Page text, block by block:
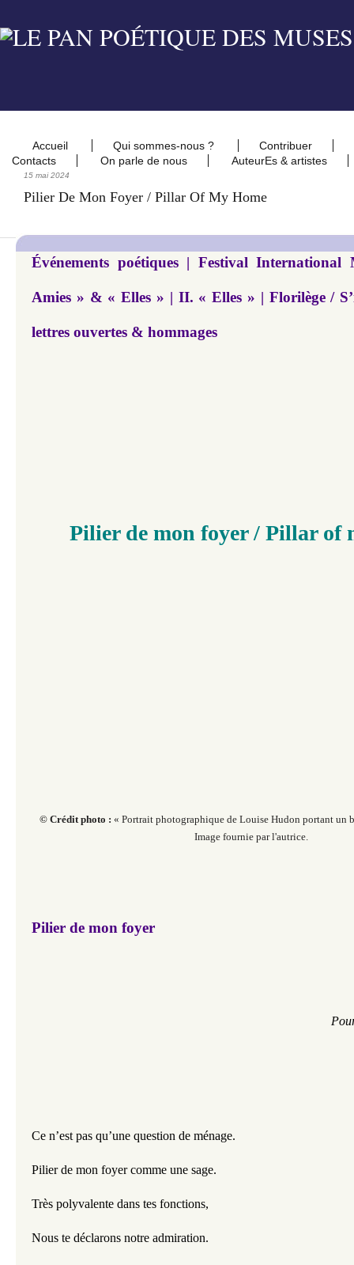
Accueil Qui sommes-nous ?
Contribuer
Contacts
On parle de nous AuteurEs & artistes
15 mai 2024
Pilier De Mon Foyer / Pillar Of My Home
Événements poétiques | Festival International
Amies » & « Elles » | II. « Elles » | Florilège /
lettres ouvertes & hommages
Pilier de mon foyer / Pillar of
© Crédit photo : « Portrait photographique de Louise Hudon portant un
Image fournie par l'autrice.
Pilier de mon foyer
Ce n’est pas qu’une question de ménage.
Pilier de mon foyer comme une sage.
Très polyvalente dans tes fonctions,
Nous te déclarons notre admiration.